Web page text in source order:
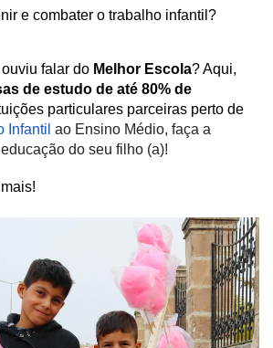
e combater o trabalho infantil?
falar do Melhor Escola? Aqui,
de estudo de até 80% de
particulares parceiras perto de
Infantil ao Ensino Médio, faça a
do seu filho (a)!